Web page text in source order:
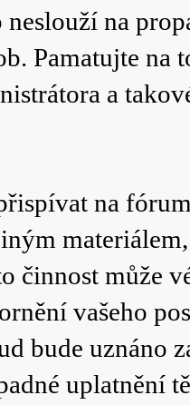
na
Pamatujte
a
na
činnost může
vašeho
bude uznáno
uplatnění